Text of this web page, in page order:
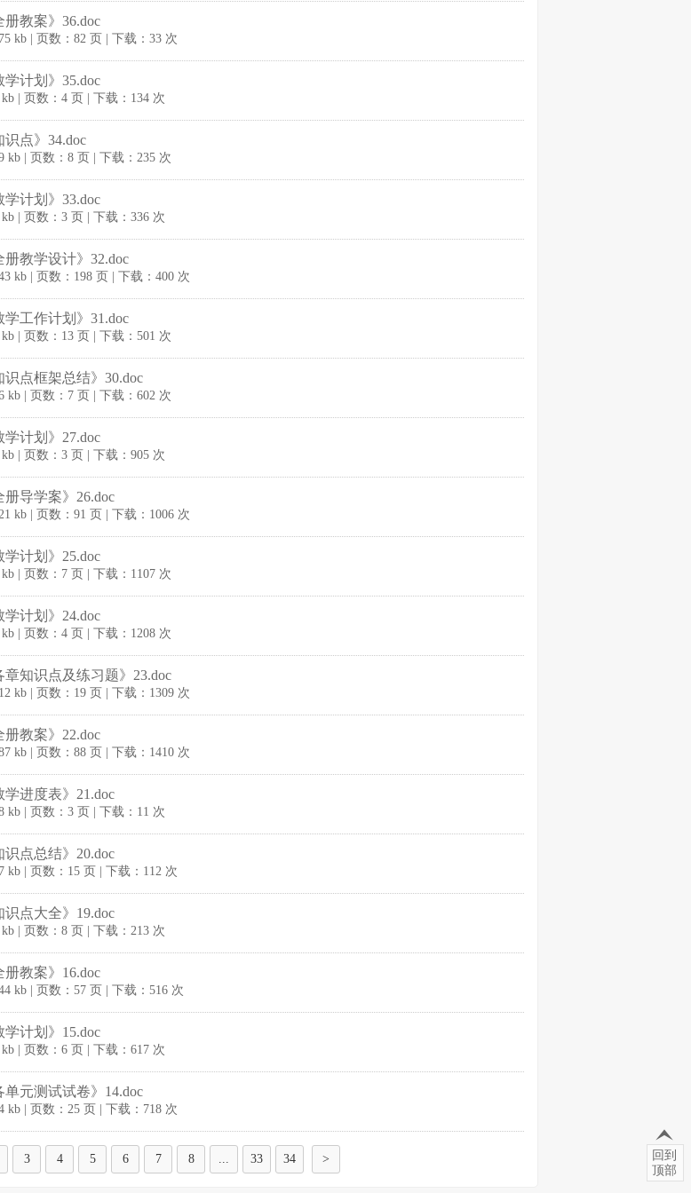
册教案》36.doc
kb | 页数：82 页 | 下载：33 次
学计划》35.doc
| 页数：4 页 | 下载：134 次
识点》34.doc
kb | 页数：8 页 | 下载：235 次
学计划》33.doc
| 页数：3 页 | 下载：336 次
册教学设计》32.doc
kb | 页数：198 页 | 下载：400 次
学工作计划》31.doc
| 页数：13 页 | 下载：501 次
识点框架总结》30.doc
kb | 页数：7 页 | 下载：602 次
学计划》27.doc
| 页数：3 页 | 下载：905 次
册导学案》26.doc
kb | 页数：91 页 | 下载：1006 次
学计划》25.doc
| 页数：7 页 | 下载：1107 次
学计划》24.doc
| 页数：4 页 | 下载：1208 次
章知识点及练习题》23.doc
kb | 页数：19 页 | 下载：1309 次
册教案》22.doc
kb | 页数：88 页 | 下载：1410 次
学进度表》21.doc
kb | 页数：3 页 | 下载：11 次
识点总结》20.doc
kb | 页数：15 页 | 下载：112 次
识点大全》19.doc
| 页数：8 页 | 下载：213 次
册教案》16.doc
kb | 页数：57 页 | 下载：516 次
学计划》15.doc
| 页数：6 页 | 下载：617 次
单元测试试卷》14.doc
kb | 页数：25 页 | 下载：718 次
3 4 5 6 7 8 ... 33 34 >
回到
顶部